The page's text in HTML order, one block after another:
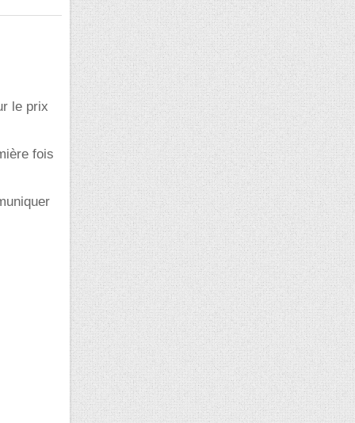
le prix
fois